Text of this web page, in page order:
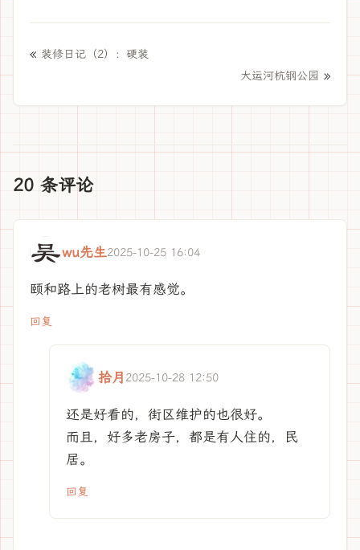
« 装修日记（2）：硬装
大运河杭钢公园 »
20 条评论
wu先生2025-10-25 16:04
颐和路上的老树最有感觉。
回复
拾月 2025-10-28 12:50
还是好看的，街区维护的也很好。
而且，好多老房子，都是有人住的，民
居。
回复